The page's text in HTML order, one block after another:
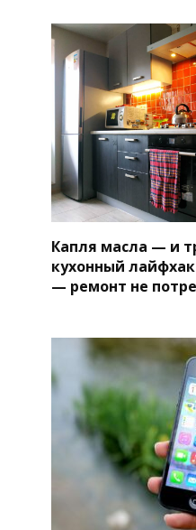
Капля масла — и
кухонный лайфхак
— ремонт не